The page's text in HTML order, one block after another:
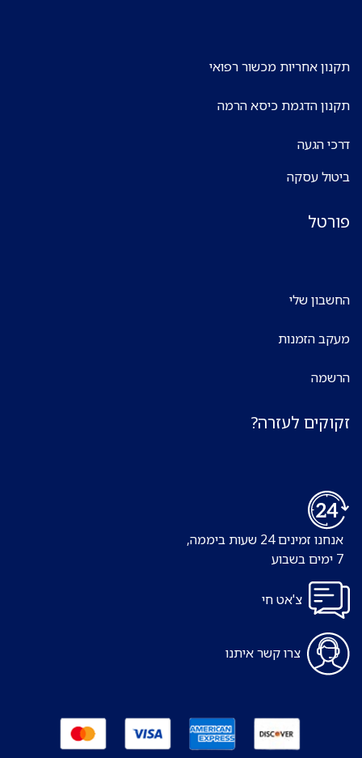
תקנון אחריות מכשור רפואי
תקנון הדגמת כיסא הרמה
דרכי הגעה
ביטול עסקה
פורטל
החשבון שלי
מעקב הזמנות
הרשמה
זקוקים לעזרה?
אנחנו זמינים 24 שעות ביממה,
צ'אט חי
צרו קשר איתנו